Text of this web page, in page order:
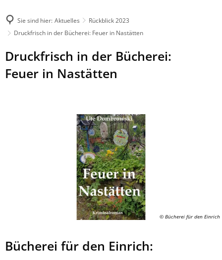
Sie sind hier: Aktuelles
Rückblick 2023
Druckfrisch in der Bücherei: Feuer in Nastätten
Druckfrisch in der Bücherei:
Feuer in Nastätten
© Bücherei für den Einrich
Bücherei für den Einrich: